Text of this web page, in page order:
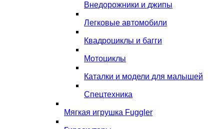
Внедорожники и джипы
Легковые автомобили
Квадроциклы и багги
Мотоциклы
Каталки и модели для малышей
Спецтехника
Мягкая игрушка Fuggler